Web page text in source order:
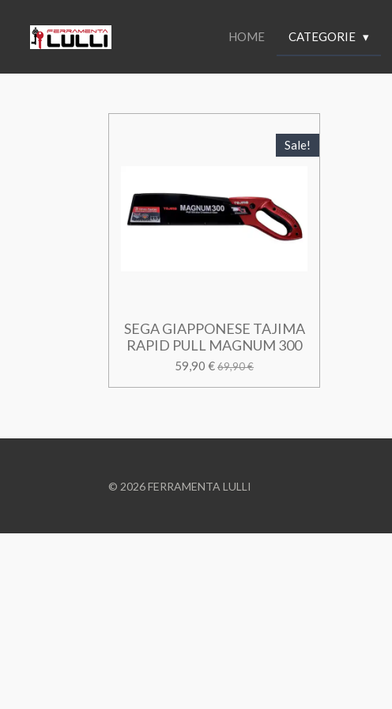
contenuto
HOME CATEGORIE
Sale!
SEGA GIAPPONESE TAJIMA
RAPID PULL MAGNUM 300
59,90 €69,90 €
© 2026 FERRAMENTA LULLI